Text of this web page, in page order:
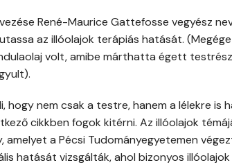
René-Maurice Gattefosse vegyész
az illóolajok terápiás hatását.
volt, amibe márthatta égett
nem csak a testre, hanem a lélekre is
cikkben fogok kitérni. Az illóolajok
a Pécsi Tudományegyetemen
hatását vizsgálták, ahol bizonyos